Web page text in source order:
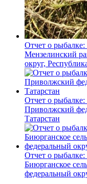
Отчет о
Мензелинский
округ,
Отчет о
Приволжский
Татарстан
Отчет о
Биюрганское
федеральный